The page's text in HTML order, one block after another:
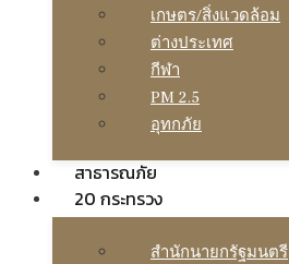
เกษตร/สิ่งแวดล้อม
ต่างประเทศ
กีฬา
PM 2.5
อุทกภัย
สาธารณภัย
20 กระทรวง
สํานักนายกรัฐมนตรี